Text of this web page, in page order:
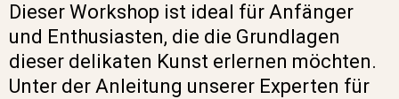
Dieser Workshop ist ideal für Anfänger
und Enthusiasten, die die Grundlagen
dieser delikaten Kunst erlernen möchten.
Unter der Anleitung unserer Experten für